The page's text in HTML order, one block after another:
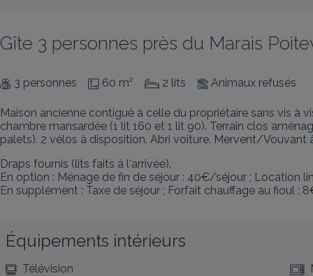
Gîte 3 personnes près du Marais
3 personnes 60 m² 2 lits Animaux refusés
Maison ancienne contiguë à celle du propriétaire sans vis à
chambre mansardée (1 lit 160 et 1 lit 90). Terrain clos
palets). 2 vélos à disposition. Abri voiture. Mervent/Vouvant
Draps fournis (lits faits à l'arrivée).
En option : Ménage de fin de séjour : 40€/séjour ; Location
En supplément : Taxe de séjour ; Forfait chauffage au fioul :
Équipements intérieurs
Télévision